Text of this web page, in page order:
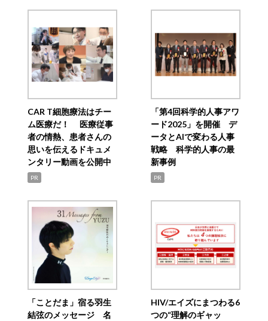
CAR T細胞療法はチー
ム医療だ！ 医療従事
者の情熱、患者さんの
思いを伝えるドキュメ
ンタリー動画を公開中
PR
「第4回科学的人事アワ
ード2025」を開催 デ
ータとAIで変わる人事
戦略 科学的人事の最
新事例
PR
「ことだま」宿る羽生
結弦のメッセージ 名
HIV/エイズにまつわる6
つの“理解のギャッ